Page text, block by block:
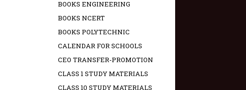
BOOKS ENGINEERING
BOOKS NCERT
BOOKS POLYTECHNIC
CALENDAR FOR SCHOOLS
CEO TRANSFER-PROMOTION
CLASS 1 STUDY MATERIALS
CLASS 10 STUDY MATERIALS